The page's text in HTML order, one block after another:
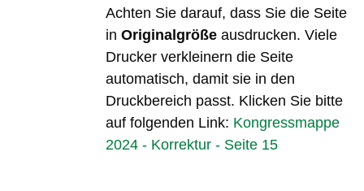
Achten Sie darauf, dass Sie die Seite
inOriginalgröße ausdrucken. Viele
Drucker verkleinern die Seite
automatisch, damit sie in den
Druckbereich passt. Klicken Sie bitte
auf folgenden Link: Kongressmappe
2024 - Korrektur - Seite 15